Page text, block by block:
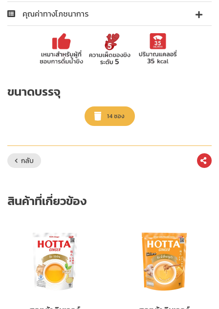
คุณค่าทางโภชนาการ
ขนาดบรรจุ
14 ซอง
กลับ
สินค้าที่เกี่ยวข้อง